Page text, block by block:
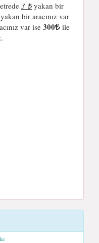
3 ₺yakan bir
bir aracınız var
var ise 300
ile